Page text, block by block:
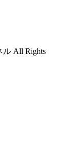
ル All Rights